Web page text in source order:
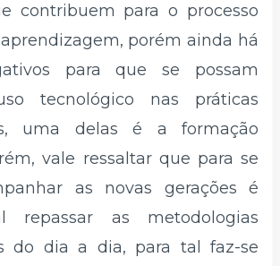
contribuem para o processo
porém ainda há
para que se possam
tecnológico nas práticas
uma delas é a formação
vale ressaltar que para se
as novas gerações é
repassar as metodologias
do dia a dia, para tal faz-se